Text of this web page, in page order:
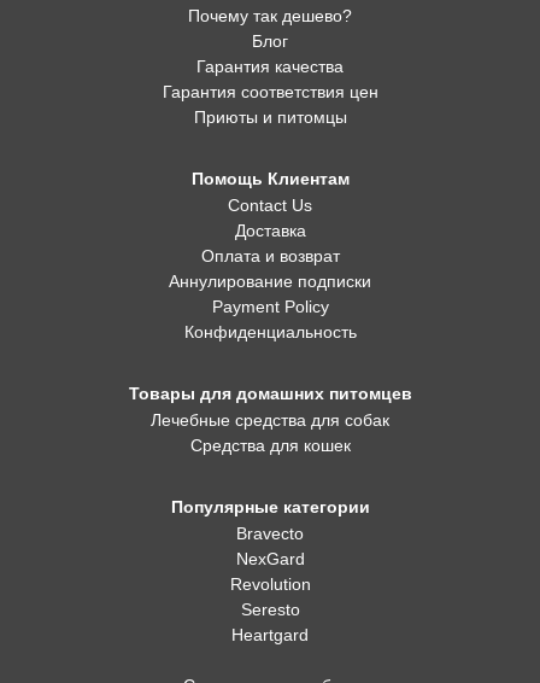
Почему так дешево?
Блог
Гарантия качества
Гарантия соответствия цен
Приюты и питомцы
Помощь Клиентам
Contact Us
Доставка
Оплата и возврат
Аннулирование подписки
Payment Policy
Конфиденциальность
Товары для домашних питомцев
Лечебные средства для собак
Средства для кошек
Популярные категории
Bravecto
NexGard
Revolution
Seresto
Heartgard